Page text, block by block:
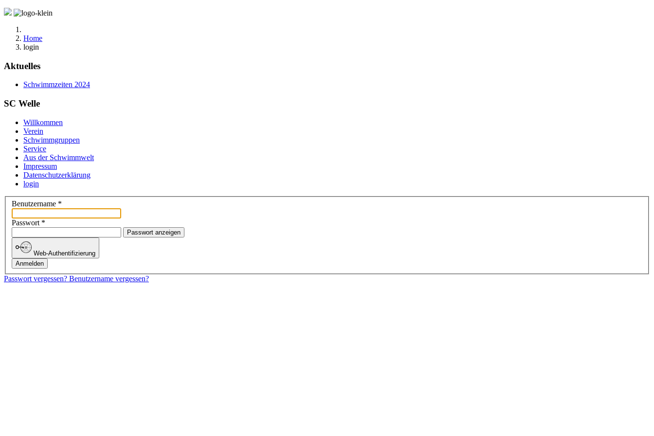
Home
login
Aktuelles
Schwimmzeiten 2024
SC Welle
Willkommen
Verein
Schwimmgruppen
Service
Aus der Schwimmwelt
Impressum
Datenschutzerklärung
login
Benutzername *
Passwort*
Passwort anzeigen
Web-Authentifizierung
Anmelden
Passwort vergessen? Benutzername vergessen?